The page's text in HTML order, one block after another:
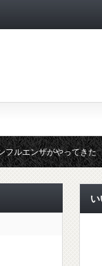
フルエンザがやってきた
は？皮膚炎にも対策を！